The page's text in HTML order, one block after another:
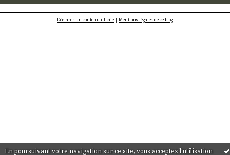
En poursuivant votre navigation sur ce site, vous acceptez l'utilisation
Déclarer un contenu illicite | Mentions légales de ce blog